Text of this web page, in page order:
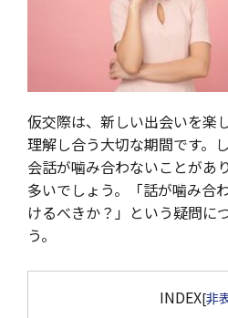
仮交際は、新しい出会いを楽
理解し合う大切な期間です。
会話が噛み合わないことがあ
多いでしょう。「話が噛み合
けるべきか？」という疑問に
う。
INDEX[非